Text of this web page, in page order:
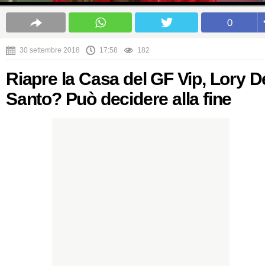
0
30 settembre 2018 17:58 182
Riapre la Casa del GF Vip, Lory
Santo? Può decidere alla fine